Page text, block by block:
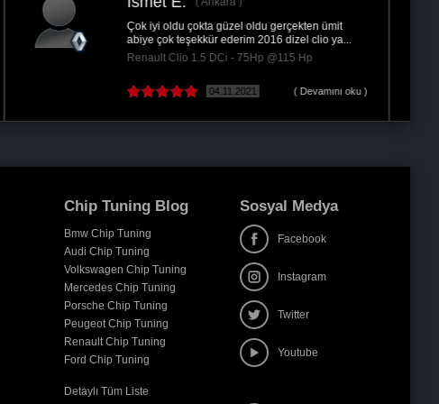
Tek kelimeyle mükemmel bi firmasınız arızamı
hiçbir firma silemedi keşke daha önceden...
Renault Megane 1.5 DCi - 110Hp @130 Hp
Chip Tuning Blog
Bmw Chip Tuning
Audi Chip Tuning
Volkswagen Chip Tuning
Mercedes Chip Tuning
Porsche Chip Tuning
Peugeot Chip Tuning
Renault Chip Tuning
Ford Chip Tuning
Detaylı Tüm Liste
Sosyal Medya
Facebook
Instagram
Twitter
Youtube